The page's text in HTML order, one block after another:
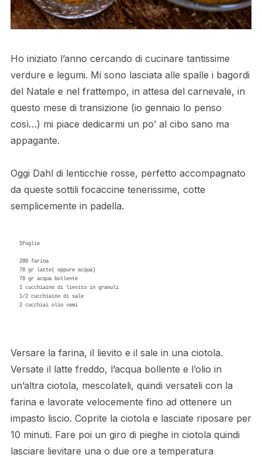
Ho iniziato l’anno cercando di cucinare tantissime
verdure e legumi. Mi sono lasciata alle spalle i bagordi
del Natale e nel frattempo, in attesa del carnevale, in
questo mese di transizione (io gennaio lo penso
così…) mi piace dedicarmi un po’ al cibo sano ma
appagante.
Oggi Dahl di lenticchie rosse, perfetto accompagnato
da queste sottili focaccine tenerissime, cotte
semplicemente in padella.
Sfoglie
280 farina
78 gr latte( oppure acqua)
78 gr acqua bollente
1 cucchiaino di lievito in granuli
1/2 cucchiaino di sale
2 cucchiai olio semi
Versare la farina, il lievito e il sale in una ciotola.
Versate il latte freddo, l’acqua bollente e l’olio in
un’altra ciotola, mescolateli, quindi versateli con la
farina e lavorate velocemente fino ad ottenere un
impasto liscio. Coprite la ciotola e lasciate riposare per
10 minuti. Fare poi un giro di pieghe in ciotola quindi
lasciare lievitare una o due ore a temperatura